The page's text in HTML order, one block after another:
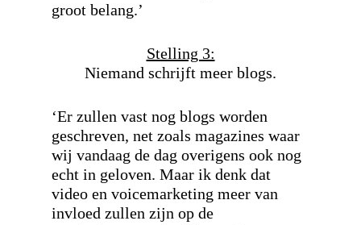
groot belang.’
Stelling 3:
Niemand schrijft meer blogs.
‘Er zullen vast nog blogs worden
geschreven, net zoals magazines waar
wij vandaag de dag overigens ook nog
echt in geloven. Maar ik denk dat
video en voicemarketing meer van
invloed zullen zijn op de